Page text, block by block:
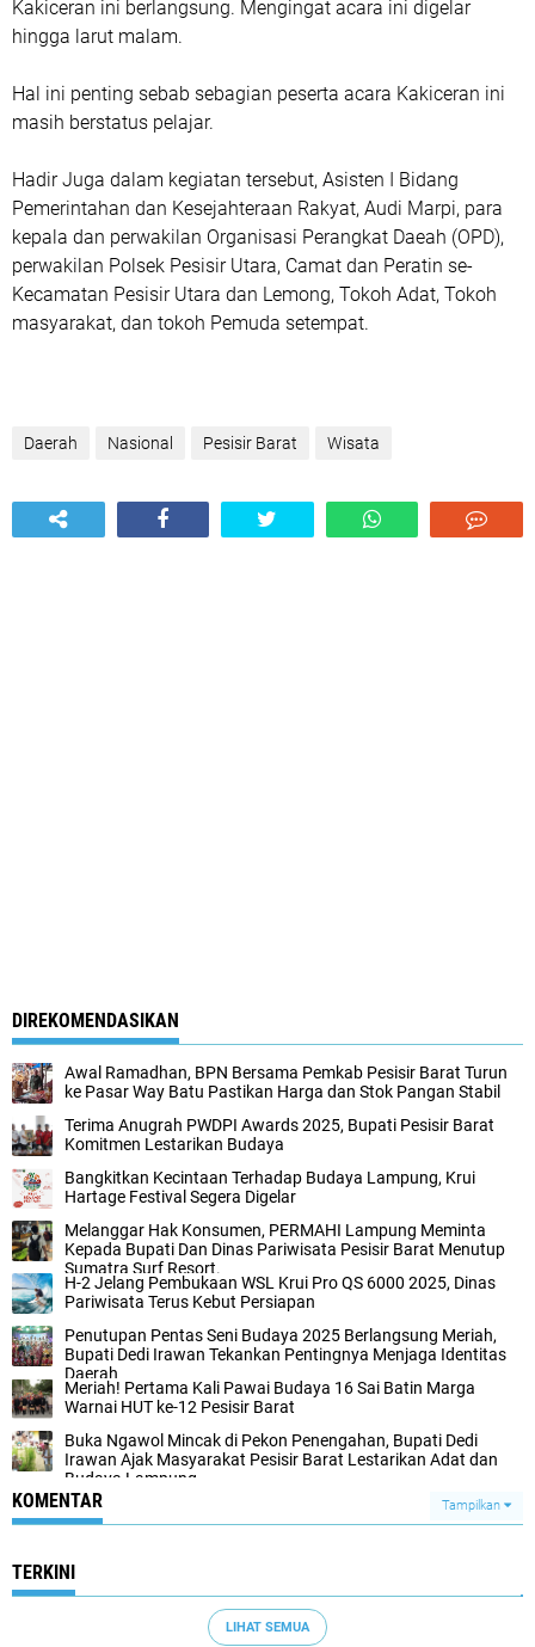
Kakiceran ini berlangsung. Mengingat acara ini digelar
hingga larut malam.
Hal ini penting sebab sebagian peserta acara Kakiceran ini
masih berstatus pelajar.
Hadir Juga dalam kegiatan tersebut, Asisten I Bidang
Pemerintahan dan Kesejahteraan Rakyat, Audi Marpi, para
kepala dan perwakilan Organisasi Perangkat Daeah (OPD),
perwakilan Polsek Pesisir Utara, Camat dan Peratin se-
Kecamatan Pesisir Utara dan Lemong, Tokoh Adat, Tokoh
masyarakat, dan tokoh Pemuda setempat.
Daerah Nasional Pesisir Barat Wisata
DIREKOMENDASIKAN
Awal Ramadhan, BPN Bersama Pemkab Pesisir Barat Turun
ke Pasar Way Batu Pastikan Harga dan Stok Pangan Stabil ‎
Terima Anugrah PWDPI Awards 2025, Bupati Pesisir Barat
Komitmen Lestarikan Budaya
Bangkitkan Kecintaan Terhadap Budaya Lampung, Krui
Hartage Festival Segera Digelar
Melanggar Hak Konsumen, PERMAHI Lampung Meminta
Kepada Bupati Dan Dinas Pariwisata Pesisir Barat Menutup
Sumatra Surf Resort.
H-2 Jelang Pembukaan WSL Krui Pro QS 6000 2025, Dinas
Pariwisata Terus Kebut Persiapan
Penutupan Pentas Seni Budaya 2025 Berlangsung Meriah,
Bupati Dedi Irawan Tekankan Pentingnya Menjaga Identitas
Daerah
Meriah! Pertama Kali Pawai Budaya 16 Sai Batin Marga
Warnai HUT ke-12 Pesisir Barat
Buka Ngawol Mincak di Pekon Penengahan, Bupati Dedi
Irawan Ajak Masyarakat Pesisir Barat Lestarikan Adat dan
Budaya Lampung
KOMENTAR Tampilkan
TERKINI
LIHAT SEMUA